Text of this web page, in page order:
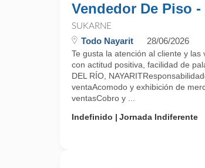
Vendedor De Piso -
SUKARNE
Todo Nayarit 28/06/2026
Te gusta la atención al cliente y
con actitud positiva, facilidad de
DEL RÍO,
ventaAcomodo y exhibición de
ventasCobro y ...
Indefinido
Jornada Indiferente